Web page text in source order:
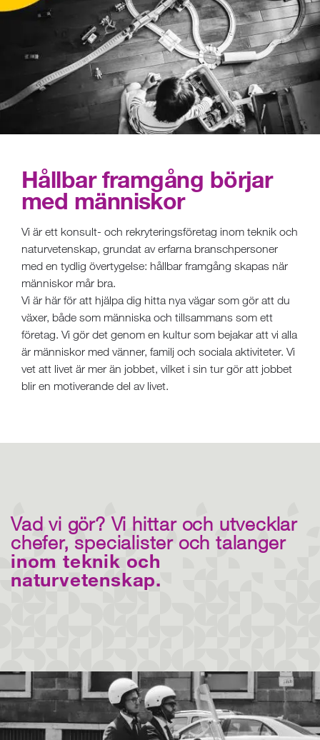
Hållbar framgång börjar
med människor
Vi är ett konsult- och rekryteringsföretag inom teknik och
naturvetenskap, grundat av erfarna branschpersoner
med en tydlig övertygelse: hållbar framgång skapas när
människor mår bra.
Vi är här för att hjälpa dig hitta nya vägar som gör att du
växer, både som människa och tillsammans som ett
företag. Vi gör det genom en kultur som bejakar att vi alla
är människor med vänner, familj och sociala aktiviteter. Vi
vet att livet är mer än jobbet, vilket i sin tur gör att jobbet
blir en motiverande del av livet.
Vad vi gör? Vi hittar och utvecklar
chefer, specialister och talanger
inom teknik och
naturvetenskap.